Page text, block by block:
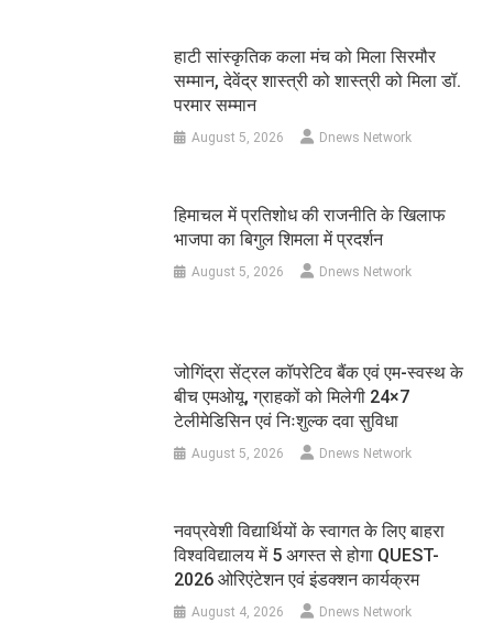
हाटी सांस्कृतिक कला मंच को मिला सिरमौर
सम्मान, देवेंद्र शास्त्री को शास्त्री को मिला डॉ.
परमार सम्मान
August 5, 2026 Dnews Network
हिमाचल में प्रतिशोध की राजनीति के खिलाफ
भाजपा का बिगुल शिमला में प्रदर्शन
August 5, 2026 Dnews Network
जोगिंद्रा सेंट्रल कॉपरेटिव बैंक एवं एम-स्वस्थ के
बीच एमओयू, ग्राहकों को मिलेगी 24×7
टेलीमेडिसिन एवं निःशुल्क दवा सुविधा
August 5, 2026 Dnews Network
नवप्रवेशी विद्यार्थियों के स्वागत के लिए बाहरा
विश्वविद्यालय में 5 अगस्त से होगा QUEST-
2026 ओरिएंटेशन एवं इंडक्शन कार्यक्रम
August 4, 2026 Dnews Network